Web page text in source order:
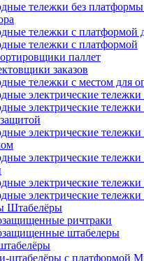
тележки без
тележки с платформой
тележки с платформой
паллет
заказов
тележки с местом для
электрические
электрические тележки
электрические
электрические
электрические тележки
электрические
Штабелёры
ричтраки
штабелеры